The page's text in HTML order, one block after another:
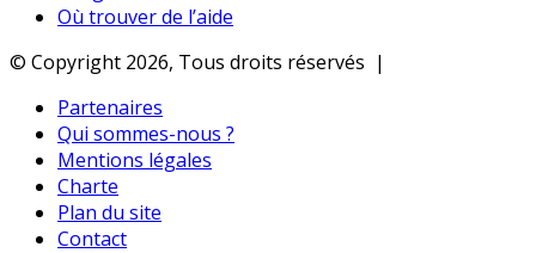
Où trouver de l’aide
© Copyright 2026, Tous droits réservés |
Partenaires
Qui sommes-nous ?
Mentions légales
Charte
Plan du site
Contact